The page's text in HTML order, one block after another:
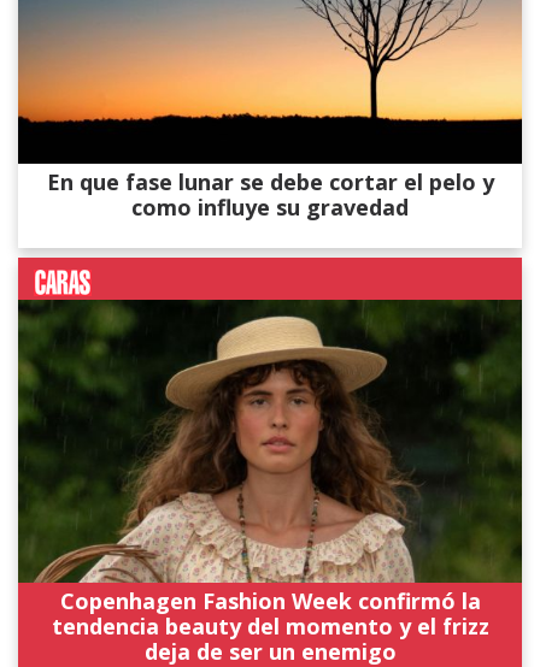
En que fase lunar se debe cortar el pelo y
como influye su gravedad
Copenhagen Fashion Week confirmó la
tendencia beauty del momento y el frizz
deja de ser un enemigo